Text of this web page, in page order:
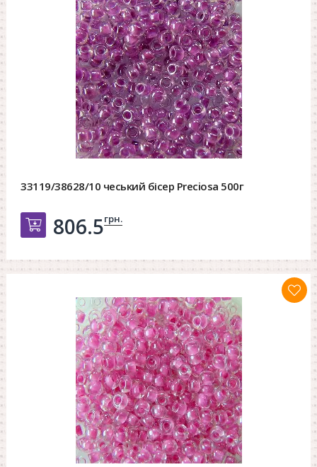
33119/38628/10 чеський бісер Preciosa 500г
Добавить в корзину
806.5грн.